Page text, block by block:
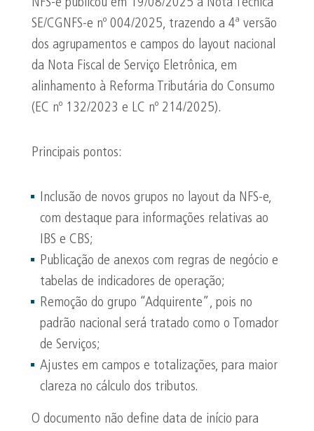
NFS-e publicou em 19/08/2025 a Nota Técnica
SE/CGNFS-e nº 004/2025, trazendo a 4ª versão
dos agrupamentos e campos do layout nacional
da Nota Fiscal de Serviço Eletrônica, em
alinhamento à Reforma Tributária do Consumo
(EC nº 132/2023 e LC nº 214/2025).
Principais pontos:
Inclusão de novos grupos no layout da NFS-e,
com destaque para informações relativas ao
IBS e CBS;
Publicação de anexos com regras de negócio e
tabelas de indicadores de operação;
Remoção do grupo “Adquirente”, pois no
padrão nacional será tratado como o Tomador
de Serviços;
Ajustes em campos e totalizações, para maior
clareza no cálculo dos tributos.
O documento não define data de início para